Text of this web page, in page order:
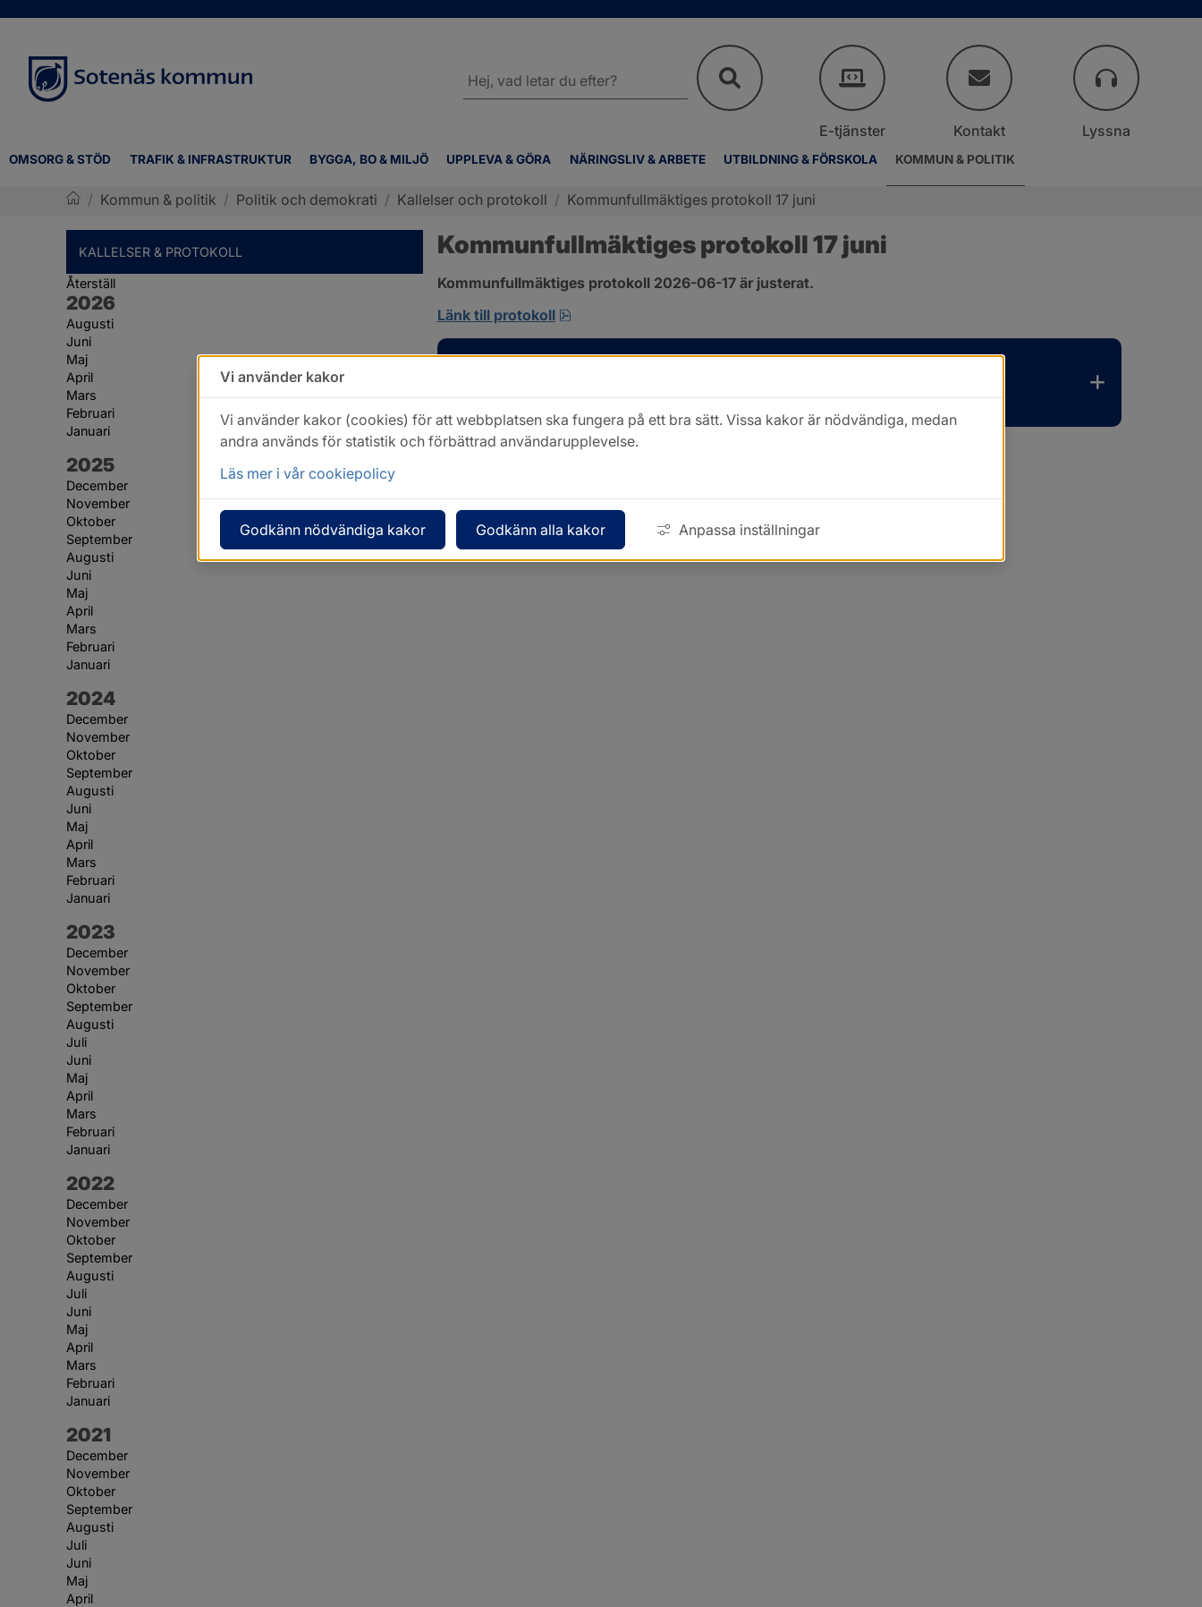
OMSORG & STÖD TRAFIK & INFRASTRUKTUR BYGGA, BO & MILJÖ UPPLEVA & GÖRA NÄRINGSLIV & ARBETE UTBILDNING & FÖRSKOLA KOMMUN & POLITIK
webbplatsen
E-tjänster Kontakt Lyssna
/ Kommun & politik / Politik och demokrati / Kallelser och protokoll / Kommunfullmäktiges protokoll 17 juni
KALLELSER & PROTOKOLL
Återställ
År:
2026
Augusti
Juni
Maj
April
Mars
Februari
Januari
År:
2025
December
November
Oktober
September
Augusti
Juni
Maj
April
Mars
Februari
Januari
År:
2024
December
November
Oktober
September
Augusti
Juni
Maj
April
Mars
Februari
Januari
År:
2023
December
November
Oktober
September
Augusti
Juli
Juni
Maj
April
Mars
Februari
Januari
År:
2022
December
November
Oktober
September
Augusti
Juli
Juni
Maj
April
Mars
Februari
Januari
År:
2021
December
November
Oktober
September
Augusti
Juli
Juni
Maj
April
Kommunfullmäktiges protokoll 17 juni
Kommunfullmäktiges protokoll 2026-06-17 är justerat.
Länk till protokoll
pdf, 1 MB, öppnas i nytt fönster.
Vi använder kakor
Vi använder kakor (cookies) för att webbplatsen ska fungera på ett bra sätt. Vissa kakor är nödvändiga, medan
andra används för statistik och förbättrad användarupplevelse.
Läs mer i vår cookiepolicy
Godkänn nödvändiga kakor Godkänn alla kakor Anpassa inställningar